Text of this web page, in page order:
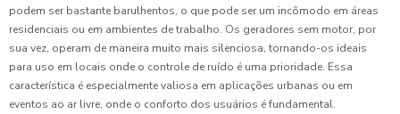
podem ser bastante barulhentos, o que pode ser um incômodo em áreas
residenciais ou em ambientes de trabalho. Os geradores sem motor, por
sua vez, operam de maneira muito mais silenciosa, tornando-os ideais
para uso em locais onde o controle de ruído é uma prioridade. Essa
característica é especialmente valiosa em aplicações urbanas ou em
eventos ao ar livre, onde o conforto dos usuários é fundamental.